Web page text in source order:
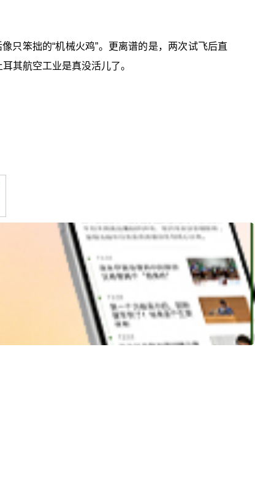
笨拙的“机械火鸡”。更离谱的是，两次试飞后直
其航空工业是真没活儿了。